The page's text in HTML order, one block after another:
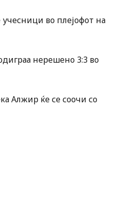
во плејофот на
нерешено 3:3 во
Алжир ќе се соочи со